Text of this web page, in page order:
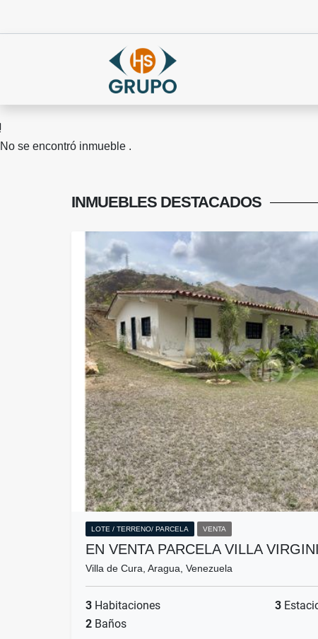
No se encontró inmueble .
INMUEBLES DESTACADOS
LOTE / TERRENO/ PARCELA VENTA
EN VENTA PARCELA VILLA
Villa de Cura, Aragua, Venezuela
3 Habitaciones 3
2 Baños